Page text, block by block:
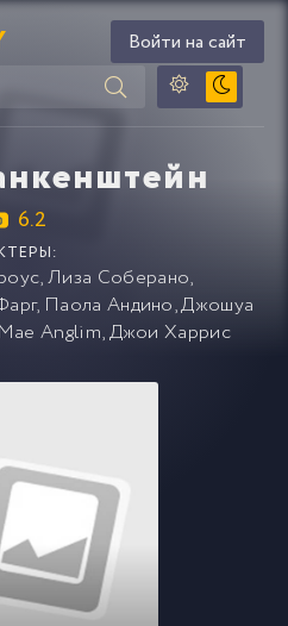
Войти на сайт
6.2
,Лиза Соберано,
, Паола Андино,Джошуа
Mae Anglim,Джои Харрис